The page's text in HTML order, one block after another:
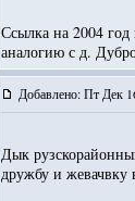
Ссылка на 2004
аналогию с д.
Добавлено: Пт Дек
Дык
дружбу и жевачвку